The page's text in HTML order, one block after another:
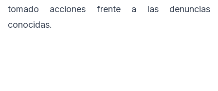
tomado acciones frente a las denuncias
conocidas.